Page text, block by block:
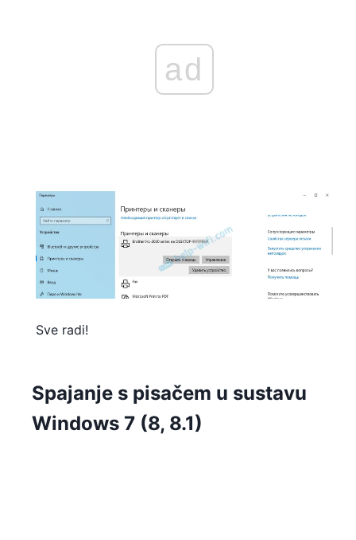
ad
Sve radi!
Spajanje s pisačem u sustavu
Windows 7 (8, 8.1)